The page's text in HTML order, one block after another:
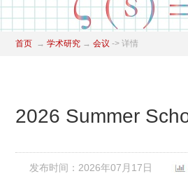
首页 → 学术研究 → 会议 -> 详情
2026 Summer
发布时间：2026年07月17日